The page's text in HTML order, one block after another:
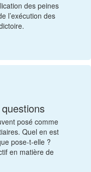
des peines
l’exécution des
posé comme
Quel en est
pose-t-elle ?
en matière de